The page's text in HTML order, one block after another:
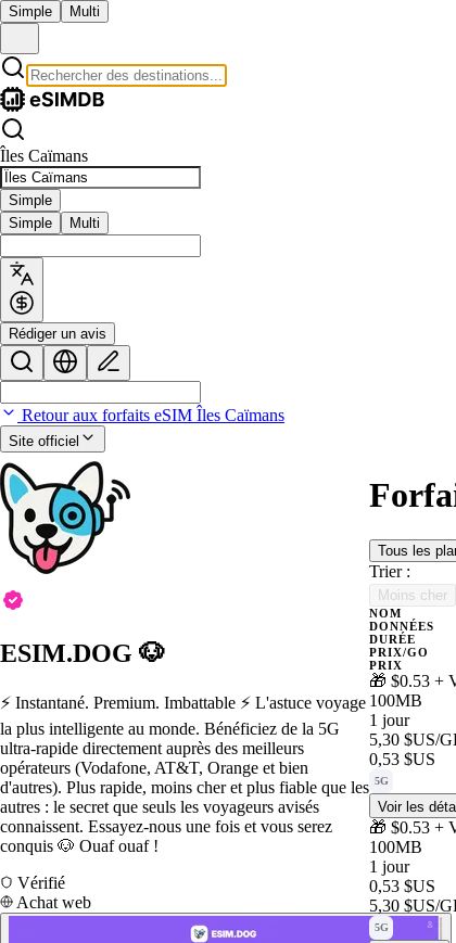
Simple Multi
Îles Caïmans
Simple
Simple
Multi
Rédiger un avis
Retour aux forfaits eSIM Îles Caïmans
Site officiel
ESIM.DOG 🐶
⚡️ Instantané. Premium. Imbattable ⚡️ L'astuce voyage
la plus intelligente au monde. Bénéficiez de la 5G
ultra-rapide directement auprès des meilleurs
opérateurs (Vodafone, AT&T, Orange et bien
d'autres). Plus rapide, moins cher et plus fiable que les
autres : le secret que seuls les voyageurs avisés
connaissent. Essayez-nous une fois et vous serez
conquis 🐶 Ouaf ouaf !
Vérifié
Achat web
Tous les
Trier :
Moins cher
NOM
DONNÉES
DURÉE
PRIX/GO
PRIX
🎁 $0.53 +
100MB
1 jour
5,30 $US/
0,53 $US
5G
Voir les
🎁 $0.53 +
100MB
1 jour
0,53 $US
5,30 $US/
5G